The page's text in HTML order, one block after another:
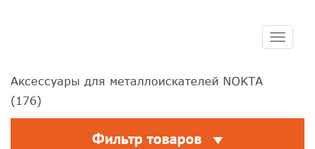
Toggle
Аксессуары для металлоискателей NOKTA
(176)
Фильтр товаров